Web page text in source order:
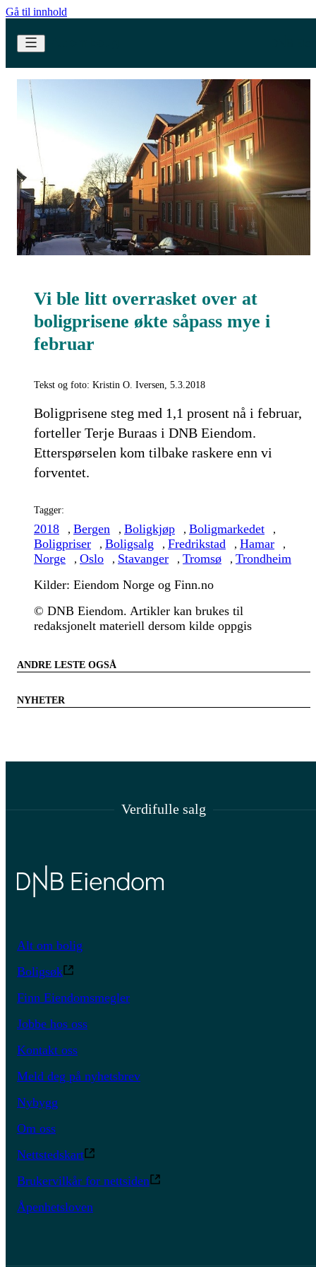
Gå til innhold
Vi ble litt overrasket over at
boligprisene økte såpass mye i
februar
Tekst og foto: Kristin O. Iversen, 5.3.2018
Boligprisene steg med 1,1 prosent nå i februar,
forteller Terje Buraas i DNB Eiendom.
Etterspørselen kom tilbake raskere enn vi
forventet.
Tagger:
2018 , Bergen , Boligkjøp , Boligmarkedet ,
Boligpriser , Boligsalg , Fredrikstad , Hamar ,
Norge , Oslo , Stavanger , Tromsø , Trondheim
Kilder: Eiendom Norge og Finn.no
© DNB Eiendom. Artikler kan brukes til
redaksjonelt materiell dersom kilde oppgis
ANDRE LESTE OGSÅ
NYHETER
Verdifulle salg
Alt om bolig
Boligsøk
Finn Eiendomsmegler
Jobbe hos oss
Kontakt oss
Meld deg på nyhetsbrev
Nybygg
Om oss
Nettstedskart
Brukervilkår for nettsiden
Åpenhetsloven